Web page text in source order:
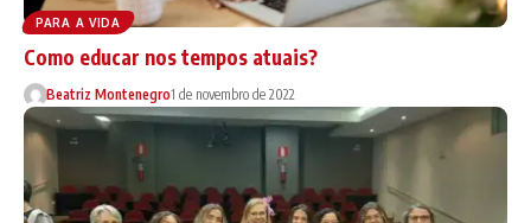
PARA A VIDA
Como educar nos tempos atuais?
Beatriz Montenegro1 de novembro de 2022